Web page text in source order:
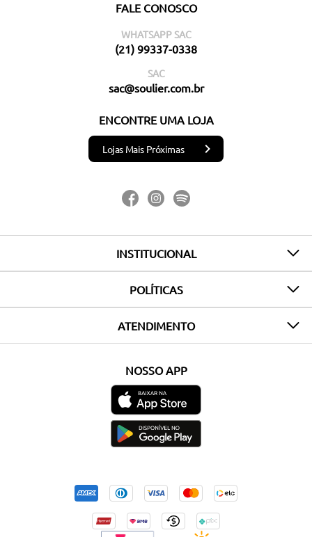
FALE CONOSCO
WHATSAPP SAC
(21) 99337-0338
SAC
sac@soulier.com.br
ENCONTRE UMA LOJA
Lojas Mais Próximas
INSTITUCIONAL
POLÍTICAS
ATENDIMENTO
NOSSO APP